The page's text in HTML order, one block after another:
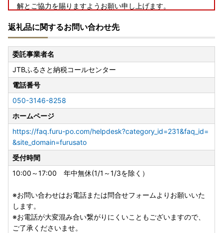
解とご協力を賜りますようお願い申し上げます。
--------------------------------
■お問い合わせ先について
【寄附申込・返礼品・寄附受領証明書・ワンストップ特例申
請に関すること】
旭川市ふるさと納税コールセンター（受託会社JTB）
電話：050-3146-8258（10:00～17:00 年中無休(1/1～1/
3を除く））
よくあるご質問・お問い合わせフォーム：https://faq.furu-
po.com/helpdesk?category_id=2&faq_id=&site_domai
n=donor
【ワンストップ特例申請書の送付について】
の普及及びペーパーレス化の推進のため、ワンストップ特例
申請書の郵送は原則として行っておりません。
ワンストップ特例申請は、「自治体マイページ」からのオン
ライン申請、または申請書をダウンロードの上、お手続きく
返礼品に関するお問い合わせ先
委託事業者名
JTBふるさと納税コールセンター
電話番号
050-3146-8258
ホームページ
https://faq.furu-po.com/helpdesk?category_id=231&faq_id=
&site_domain=furusato
受付時間
10:00～17:00 年中無休(1/1～1/3を除く）
※お問い合わせはお電話または問合せフォームよりお願いいた
します。
※お電話が大変混み合い繋がりにくいこともございますので、
ご了承くださいませ。